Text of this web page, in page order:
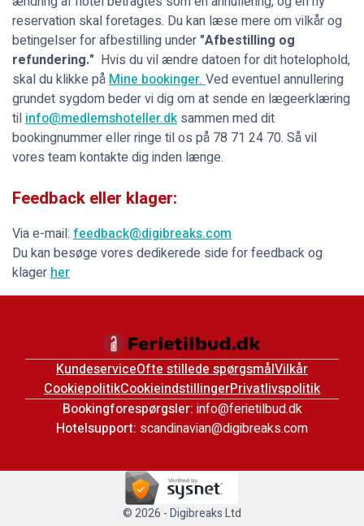
reservation skal foretages. Du kan læse mere om vilkår og
betingelser for afbestilling under "Afbestilling og
refundering." Hvis du vil ændre datoen for dit hotelophold,
skal du klikke påMine bookinger.Ved eventuel annullering
grundet sygdom beder vi dig om at sende en lægeerklæring
tilinfo@medlemshoteller.dk sammen med dit
bookingnummer eller ringe til os på 78 71 24 70. Så vil
vores team kontakte dig inden længe.
Feedback eller klager:
Via e-mail: feedback@digibreaks.com
Du kan besøge vores dedikerede side for feedback og
klagerher
KundeserviceOfte stillede spørgsmålVilkår
CookiepolitikCookieindstillingerPrivatlivspolitik
Bookingforespørgsler: info@ferietilbud.dk
Hotelsupport: scandinavian@digibreaks.com
© 2026 - Digibreaks Ltd